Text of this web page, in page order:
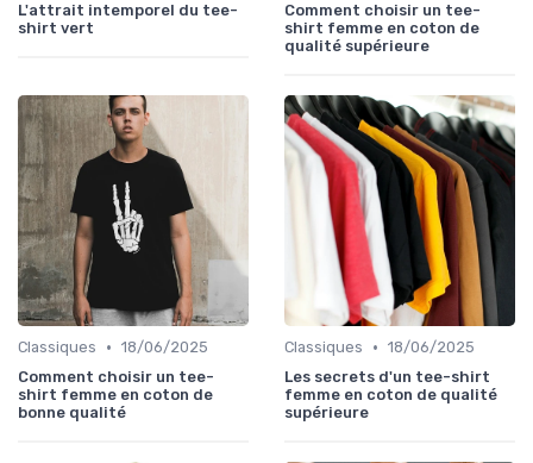
L'attrait intemporel du tee-
shirt vert
Comment choisir un tee-
shirt femme en coton de
qualité supérieure
Classiques • 18/06/2025
Comment choisir un tee-
shirt femme en coton de
bonne qualité
Classiques • 18/06/2025
Les secrets d'un tee-shirt
femme en coton de qualité
supérieure